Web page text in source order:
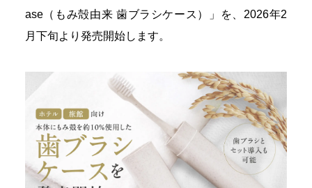
ase（もみ殻由来 歯ブラシケース）」を、2026年2
月下旬より発売開始します。